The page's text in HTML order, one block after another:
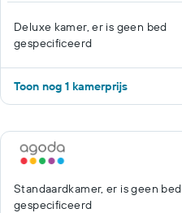
Deluxe kamer, er is geen bed
gespecificeerd
Toon nog 1 kamerprijs
Standaardkamer, er is geen bed
gespecificeerd